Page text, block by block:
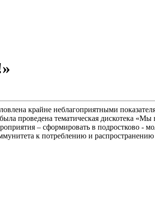
крайне неблагоприятными
проведена тематическая дискотека
– сформировать в подростково -
к потреблению и